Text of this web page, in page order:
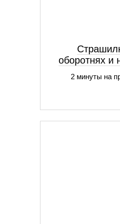
оборотнях и
2 минуты на